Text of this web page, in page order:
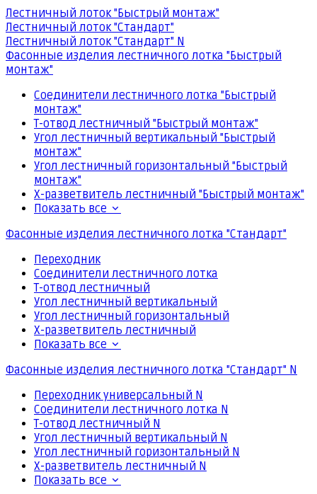
Лестничный лоток "Быстрый монтаж"
Лестничный лоток "Стандарт"
Лестничный лоток "Стандарт" N
Фасонные изделия лестничного лотка "Быстрый
монтаж"
Соединители лестничного лотка "Быстрый
монтаж"
Т-отвод лестничный "Быстрый монтаж"
Угол лестничный вертикальный "Быстрый
монтаж"
Угол лестничный горизонтальный "Быстрый
монтаж"
Х-разветвитель лестничный "Быстрый монтаж"
Показать все
Фасонные изделия лестничного лотка "Стандарт"
Переходник
Соединители лестничного лотка
Т-отвод лестничный
Угол лестничный вертикальный
Угол лестничный горизонтальный
Х-разветвитель лестничный
Показать все
Фасонные изделия лестничного лотка "Стандарт" N
Переходник универсальный N
Соединители лестничного лотка N
Т-отвод лестничный N
Угол лестничный вертикальный N
Угол лестничный горизонтальный N
Х-разветвитель лестничный N
Показать все